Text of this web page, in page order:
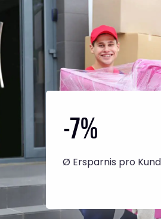
-7%
Ø Ersparnis pro